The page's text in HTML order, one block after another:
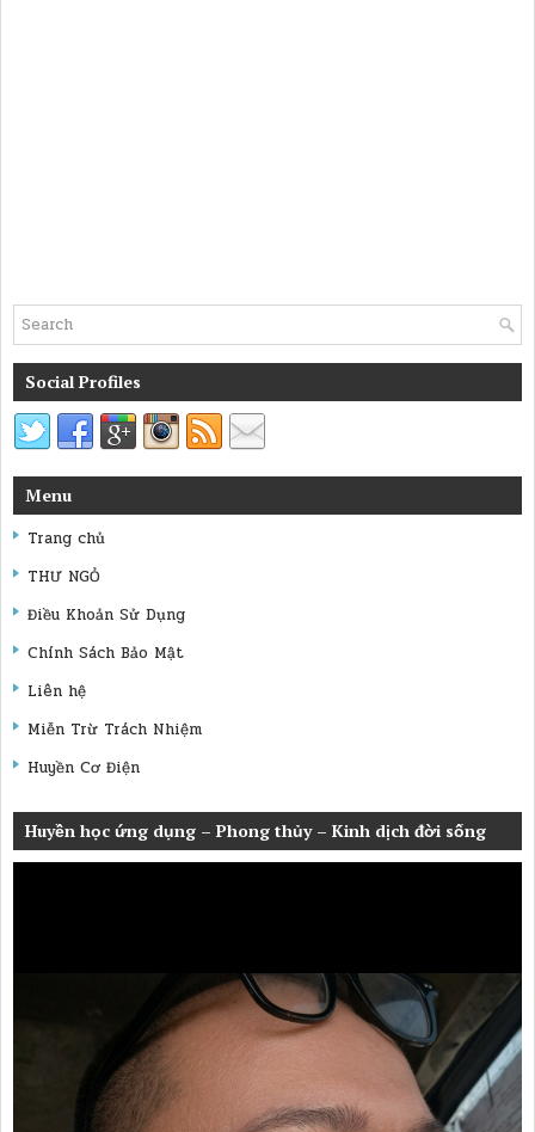
Social Profiles
Menu
Trang chủ
THƯ NGỎ
Điều Khoản Sử Dụng
Chính Sách Bảo Mật
Liên hệ
Miễn Trừ Trách Nhiệm
Huyền Cơ Điện
Huyền học ứng dụng – Phong thủy – Kinh dịch đời sống